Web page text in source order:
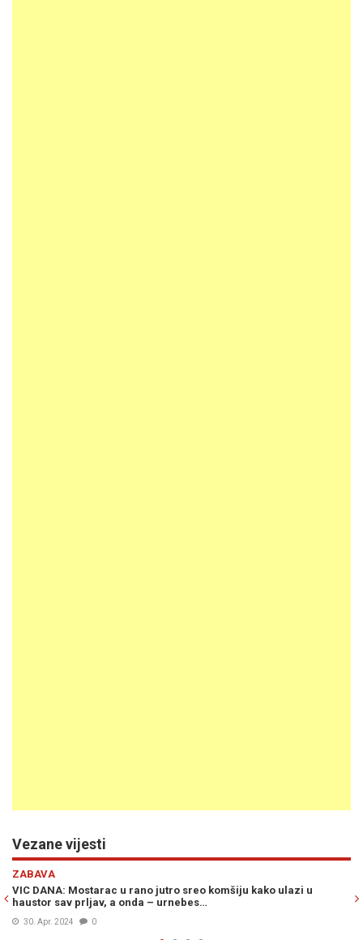
Vezane vijesti
komšiju kako ulazi u
VIC DANA: Mujo nazvao jarana u
Teletabisima…